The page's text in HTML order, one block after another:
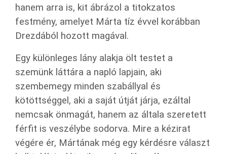
hanem arra is, kit ábrázol a titokzatos
festmény, amelyet Márta tíz évvel korábban
Drezdából hozott magával.
Egy különleges lány alakja ölt testet a
szemünk láttára a napló lapjain, aki
szembemegy minden szabállyal és
kötöttséggel, aki a saját útját járja, ezáltal
nemcsak önmagát, hanem az általa szeretett
férfit is veszélybe sodorva. Mire a kézirat
végére ér, Mártának még egy kérdésre választ